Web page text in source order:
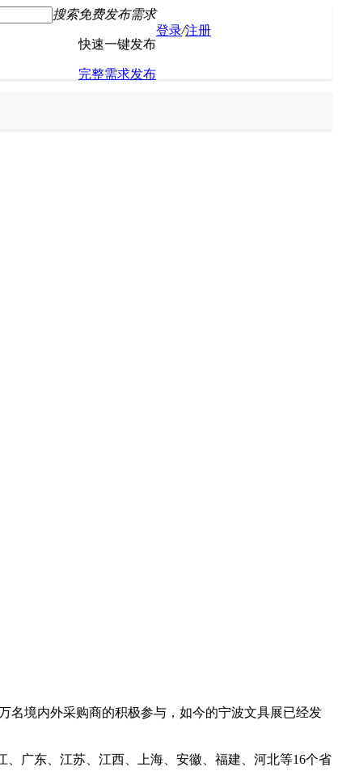
搜索免费发布需求
快速一键发布
完整需求发布
登录/注册
境内外采购商的积极参与，如今的宁波文具展已经发
广东、江苏、江西、上海、安徽、福建、河北等16个省